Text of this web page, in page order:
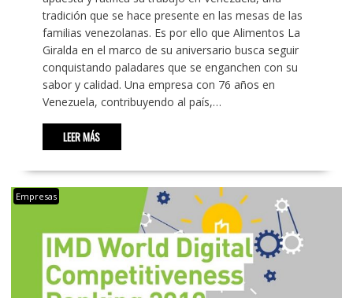
tradición que se hace presente en las mesas de las
familias venezolanas. Es por ello que Alimentos La
Giralda en el marco de su aniversario busca seguir
conquistando paladares que se enganchen con su
sabor y calidad. Una empresa con 76 años en
Venezuela, contribuyendo al país,…
LEER MÁS
Empresas